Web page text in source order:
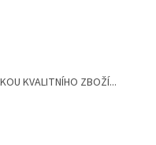
KVALITNÍHO ZBOŽÍ...